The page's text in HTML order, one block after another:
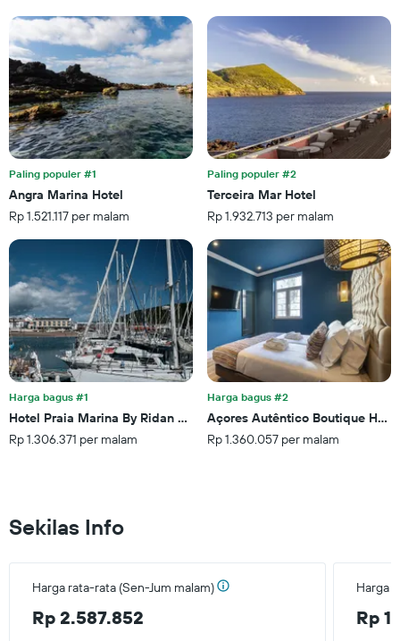
Paling populer #1
Angra Marina Hotel
Rp 1.521.117 per malam
Paling populer #2
Terceira Mar Hotel
Rp 1.932.713 per malam
Harga bagus #1
Hotel Praia Marina By Ridan Hotels
Rp 1.306.371 per malam
Harga bagus #2
Açores Autêntico Boutique Hotel
Rp 1.360.057 per malam
Sekilas Info
Harga rata-rata (Sen-Jum malam)
Rp 2.587.852
Harga
Rp